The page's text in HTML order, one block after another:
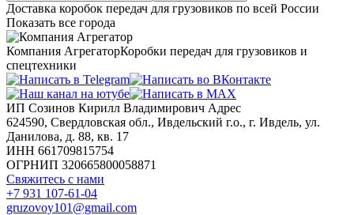
Доставка коробок передач для грузовиков по всей России
Показать все города
Компания АгрегаторКоробки передач для грузовиков и
спецтехники
ИП Созинов Кирилл Владимирович Адрес
624590, Свердловская обл., Ивдельский г.о., г. Ивдель, ул.
Данилова, д. 88, кв. 17
ИНН 661709815754
ОГРНИП 320665800058871
Свяжитесь с нами
+7 931 107-61-04
gruzovoy101@gmail.com